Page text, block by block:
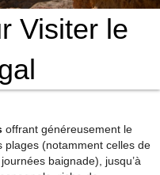
Visiter le
offrant généreusement le
plages (notamment celles de
baignade), jusqu’à